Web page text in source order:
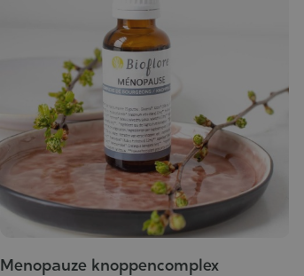
Menopauze knoppencomplex